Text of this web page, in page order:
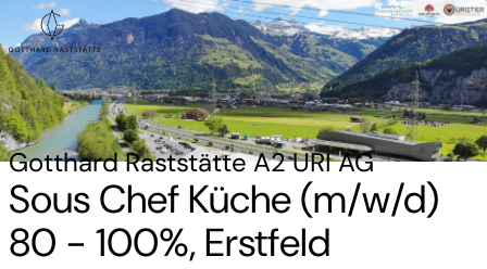
Gotthard Raststätte A2 URI AG
Sous Chef Küche (m/w/d)
80 - 100%, Erstfeld